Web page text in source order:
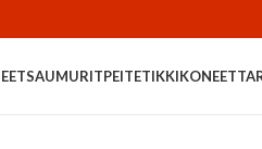
SAUMURITPEITETIKKIKONEET